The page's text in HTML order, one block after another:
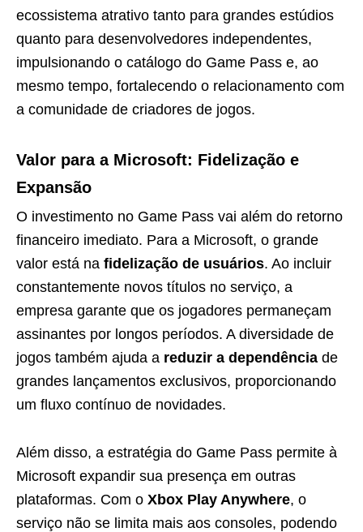
ecossistema atrativo tanto para grandes estúdios
quanto para desenvolvedores independentes,
impulsionando o catálogo do Game Pass e, ao
mesmo tempo, fortalecendo o relacionamento com
a comunidade de criadores de jogos.
Valor para a Microsoft: Fidelização e
Expansão
O investimento no Game Pass vai além do retorno
financeiro imediato. Para a Microsoft, o grande
valor está na fidelização de usuários. Ao incluir
constantemente novos títulos no serviço, a
empresa garante que os jogadores permaneçam
assinantes por longos períodos. A diversidade de
jogos também ajuda a reduzir a dependência de
grandes lançamentos exclusivos, proporcionando
um fluxo contínuo de novidades.
Além disso, a estratégia do Game Pass permite à
Microsoft expandir sua presença em outras
plataformas. Com o Xbox Play Anywhere, o
serviço não se limita mais aos consoles, podendo